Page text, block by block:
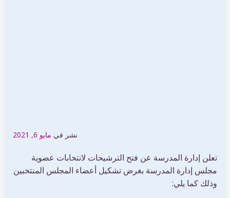
نشر في مايو 6, 2021
تعلن إدارة المدرسة عن فتح الترشيحات لانتخابات عضوية
مجلس إدارة المدرسة بغرض تشكيل أعضاء المجلس المنتخبين
وذلك كما يلي: